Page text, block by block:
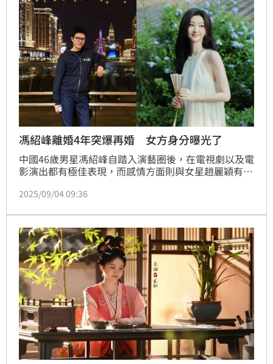
馮紹峰離婚4年突爆再婚 女方身分曝光了
中國46歲男星馮紹峰自踏入演藝圈後，在電視劇以及電
影演出都有極佳表現，而感情方面則與女星趙麗穎有過
紹峰感情狀態也受到大家關注，沒想到今（4日）無預
網路上流傳，對此，景甜工作室也緊急發聲了。蔡佩伶
報導
2025/09/04 09:36